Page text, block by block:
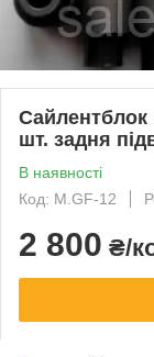
Сайлентблок
шт. задня
В наявності
Код: M.GF-12
2 800 ₴/